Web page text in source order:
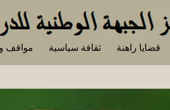
قضايا راهنة ثقافة سياسية مواقف